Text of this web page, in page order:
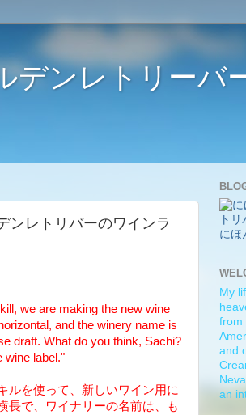
デンレトリーバ
ンレトリバーのワインラ
we are making the new wine
and the winery name is
draft. What do you think, Sachi?
wine label."
ルを使って、新しいワイン用に
長で、ワイナリーの名前は、も
にほ
My
from
and
an